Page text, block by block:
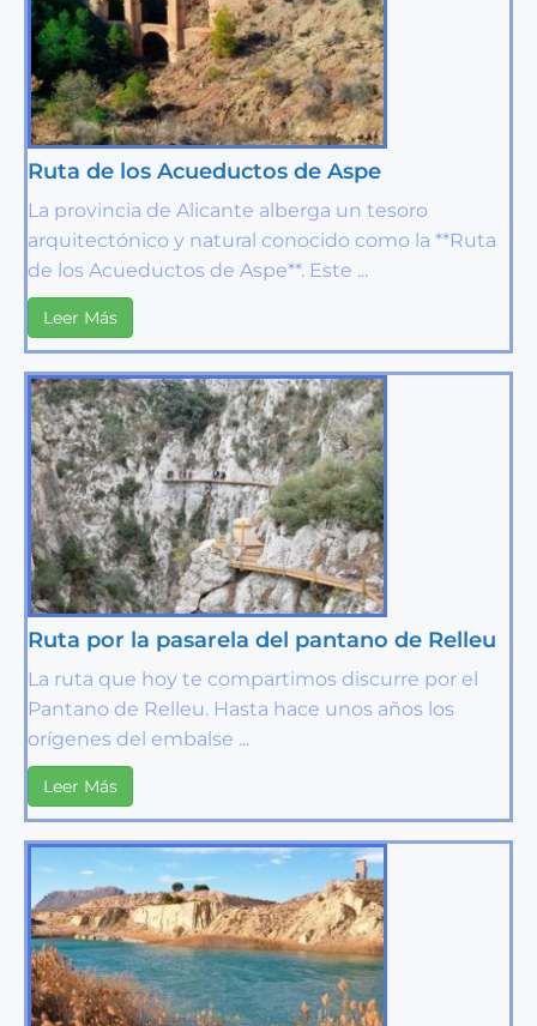
Ruta de los Acueductos de Aspe
La provincia de Alicante alberga un tesoro
arquitectónico y natural conocido como la **Ruta
de los Acueductos de Aspe**. Este ...
Leer Más
Ruta por la pasarela del pantano de Relleu
La ruta que hoy te compartimos discurre por el
Pantano de Relleu. Hasta hace unos años los
orígenes del embalse ...
Leer Más